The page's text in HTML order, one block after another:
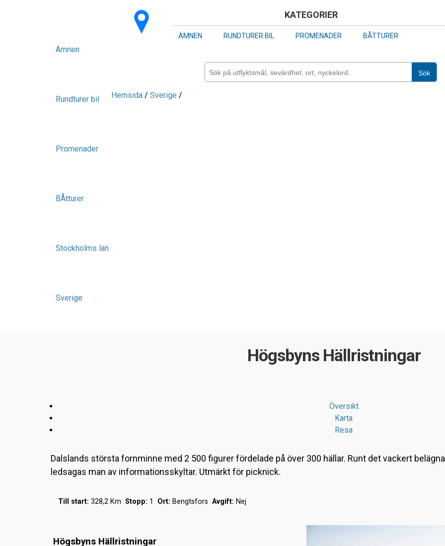
to
main
Ämnen
Rundturer bil
Promenader
BÅtturer
Stockholms län
Sverige
KATEGORIER
ÄMNEN RUNDTURER BIL PROMENADER BÅTTURER
Sök
Hemsida / Sverige /
Högsbyns Hällristningar
Översikt
Karta
Resa
Dalslands största fornminne med 2 500 figurer fördelade på över 300 hällar. Runt det vackert
ledsagas man av informationsskyltar. Utmärkt för picknick.
Till start: 328,2 Km Stopp: 1 Ort: Bengtsfors Avgift: Nej
Högsbyns Hällristningar